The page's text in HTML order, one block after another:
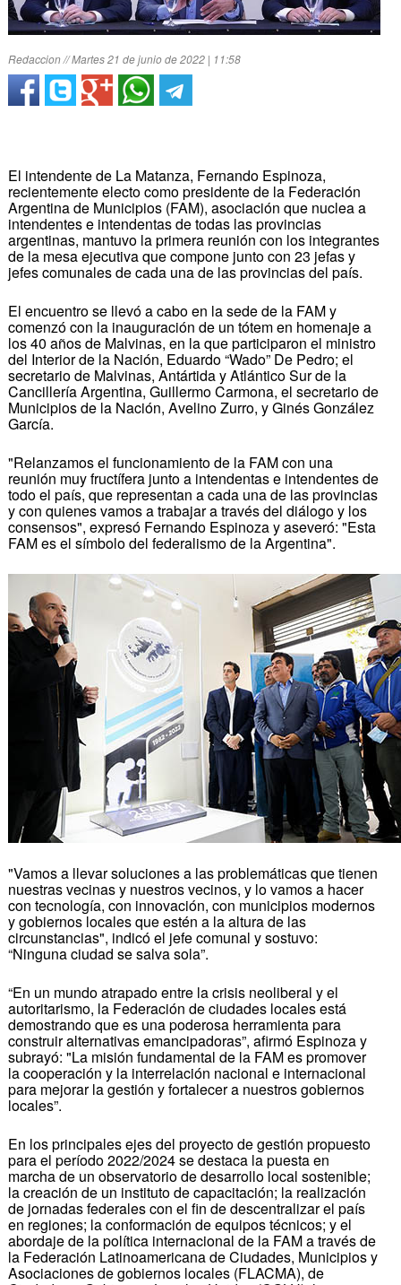
Redaccion // Martes 21 de junio de 2022 | 11:58
El intendente de La Matanza, Fernando Espinoza,
recientemente electo como presidente de la Federación
Argentina de Municipios (FAM), asociación que nuclea a
intendentes e intendentas de todas las provincias
argentinas, mantuvo la primera reunión con los integrantes
de la mesa ejecutiva que compone junto con 23 jefas y
jefes comunales de cada una de las provincias del país.
El encuentro se llevó a cabo en la sede de la FAM y
comenzó con la inauguración de un tótem en homenaje a
los 40 años de Malvinas, en la que participaron el ministro
del Interior de la Nación, Eduardo “Wado” De Pedro; el
secretario de Malvinas, Antártida y Atlántico Sur de la
Cancillería Argentina, Guillermo Carmona, el secretario de
Municipios de la Nación, Avelino Zurro, y Ginés González
García.
"Relanzamos el funcionamiento de la FAM con una
reunión muy fructífera junto a intendentas e intendentes de
todo el país, que representan a cada una de las provincias
y con quienes vamos a trabajar a través del diálogo y los
consensos", expresó Fernando Espinoza y aseveró: "Esta
FAM es el símbolo del federalismo de la Argentina".
"Vamos a llevar soluciones a las problemáticas que tienen
nuestras vecinas y nuestros vecinos, y lo vamos a hacer
con tecnología, con innovación, con municipios modernos
y gobiernos locales que estén a la altura de las
circunstancias", indicó el jefe comunal y sostuvo:
“Ninguna ciudad se salva sola”.
“En un mundo atrapado entre la crisis neoliberal y el
autoritarismo, la Federación de ciudades locales está
demostrando que es una poderosa herramienta para
construir alternativas emancipadoras”, afirmó Espinoza y
subrayó: "La misión fundamental de la FAM es promover
la cooperación y la interrelación nacional e internacional
para mejorar la gestión y fortalecer a nuestros gobiernos
locales”.
En los principales ejes del proyecto de gestión propuesto
para el período 2022/2024 se destaca la puesta en
marcha de un observatorio de desarrollo local sostenible;
la creación de un instituto de capacitación; la realización
de jornadas federales con el fin de descentralizar el país
en regiones; la conformación de equipos técnicos; y el
abordaje de la política internacional de la FAM a través de
la Federación Latinoamericana de Ciudades, Municipios y
Asociaciones de gobiernos locales (FLACMA), de